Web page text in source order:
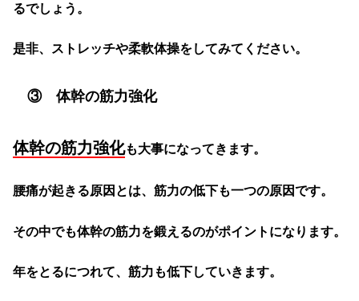
るでしょう。
是非、ストレッチや柔軟体操をしてみてください。
③ 体幹の筋力強化
体幹の筋力強化も大事になってきます。
腰痛が起きる原因とは、筋力の低下も一つの原因です。
その中でも体幹の筋力を鍛えるのがポイントになります。
年をとるにつれて、筋力も低下していきます。